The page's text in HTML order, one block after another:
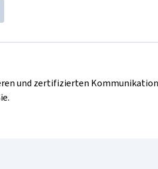
und zertifizierten